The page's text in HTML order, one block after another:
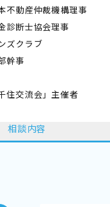
不動産仲裁機構理事
診断士協会理事
ズクラブ
幹事
住交流会」主催者
相談内容